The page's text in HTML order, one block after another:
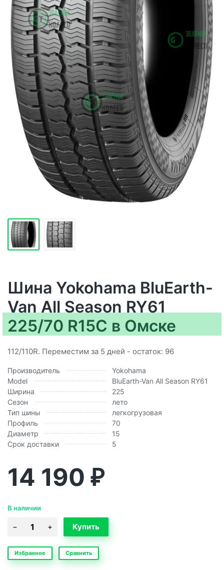
Шина Yokohama BluEarth-
Van All Season RY61
225/70 R15C в Омске
112/110R. Переместим за 5 дней - остаток: 96
Производитель
Yokohama
Model
BluEarth-Van All Season RY61
Ширина
225
Сезон
лето
Тип шины
легкогрузовая
Профиль
70
Диаметр
15
Срок доставки
5
14 190 ₽
В наличии
Избранное Сравнить